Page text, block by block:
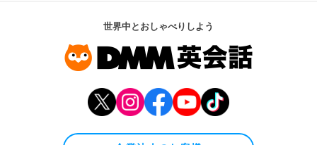
世界中とおしゃべりしよう